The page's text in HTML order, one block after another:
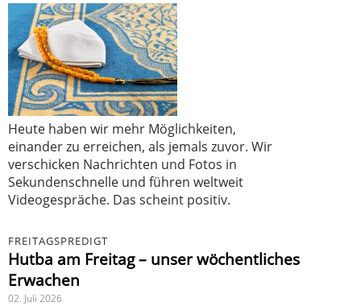
Heute haben wir mehr Möglichkeiten,
einander zu erreichen, als jemals zuvor. Wir
verschicken Nachrichten und Fotos in
Sekundenschnelle und führen weltweit
Videogespräche. Das scheint positiv.
FREITAGSPREDIGT
Hutba am Freitag – unser wöchentliches
Erwachen
02. Juli 2026